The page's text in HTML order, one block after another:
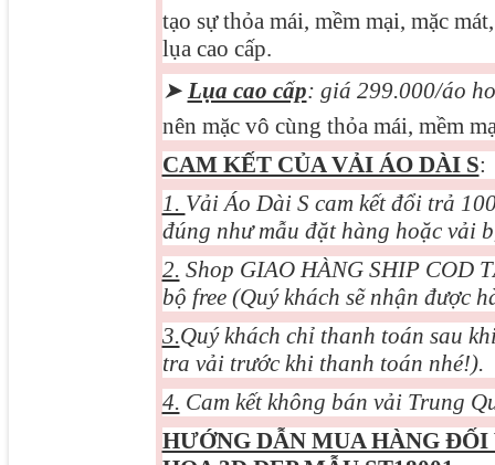
tạo sự thỏa mái, mềm mại, mặc
lụa cao cấp.
➤ Lụa cao cấp: giá 299.000/áo
nên mặc vô cùng thỏa mái, mềm
CAM KẾT CỦA VẢI ÁO DÀI S:
1. Vải Áo Dài S cam kết đổi trả
đúng như mẫu đặt hàng hoặc vải
2. Shop GIAO HÀNG SHIP COD
bộ free (Quý khách sẽ nhận được
3.Quý khách chỉ thanh toán sau
tra vải trước khi thanh toán nhé!).
4. Cam kết không bán vải Trung
HƯỚNG DẪN MUA HÀNG